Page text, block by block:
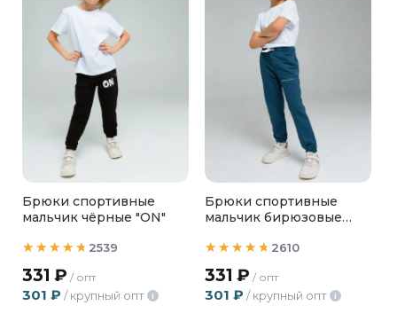
Брюки спортивные
мальчик чёрные "ON"
2539
331 ₽ / опт
301 ₽ / крупный опт i
Брюки спортивные
мальчик бирюзовые
2610
331 ₽ / опт
301 ₽ / крупный опт i